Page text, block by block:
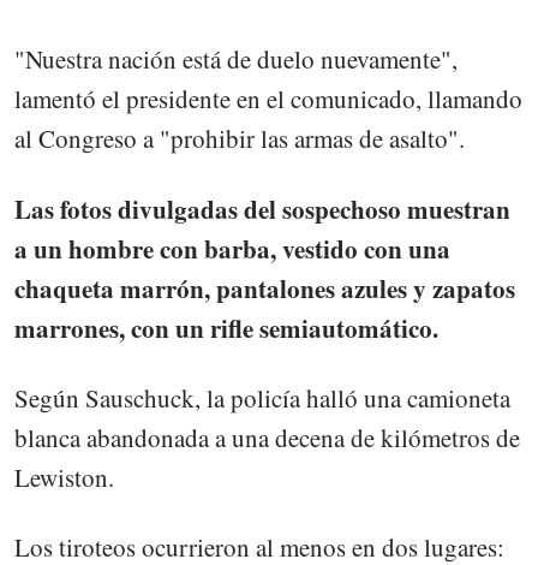
"Nuestra nación está de duelo nuevamente",
lamentó el presidente en el comunicado, llamando
al Congreso a "prohibir las armas de asalto".
Las fotos divulgadas del sospechoso muestran
a un hombre con barba, vestido con una
chaqueta marrón, pantalones azules y zapatos
marrones, con un rifle semiautomático.
Según Sauschuck, la policía halló una camioneta
blanca abandonada a una decena de kilómetros de
Lewiston.
Los tiroteos ocurrieron al menos en dos lugares: